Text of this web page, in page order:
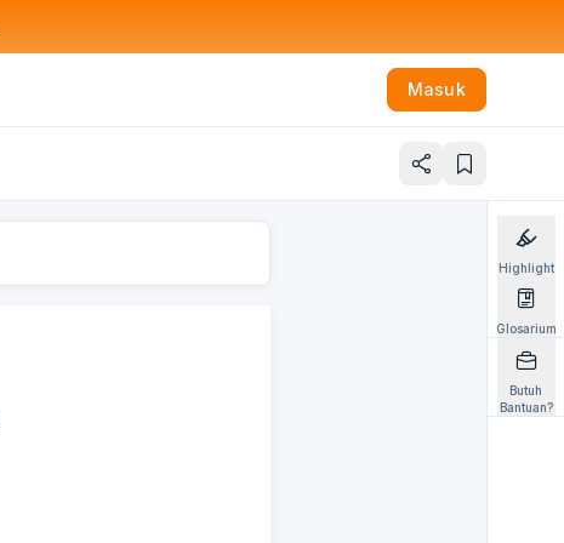
Masuk
Highlight
Glosarium
Butuh
Bantuan?